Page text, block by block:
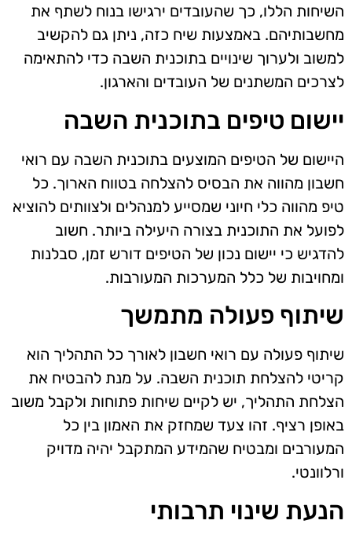
השיחות הללו, כך שהעובדים ירגישו בנוח לשתף את
מחשבותיהם. באמצעות שיח כזה, ניתן גם להקשיב
למשוב ולערוך שינויים בתוכנית השבה כדי להתאימה
לצרכים המשתנים של העובדים והארגון.
יישום טיפים בתוכנית השבה
היישום של הטיפים המוצעים בתוכנית השבה עם רואי
חשבון מהווה את הבסיס להצלחה בטווח הארוך. כל
טיפ מהווה כלי חיוני שמסייע למנהלים ולצוותים להוציא
לפועל את התוכנית בצורה היעילה ביותר. חשוב
להדגיש כי יישום נכון של הטיפים דורש זמן, סבלנות
ומחויבות של כלל המערכות המעורבות.
שיתוף פעולה מתמשך
שיתוף פעולה עם רואי חשבון לאורך כל התהליך הוא
קריטי להצלחת תוכנית השבה. על מנת להבטיח את
הצלחת התהליך, יש לקיים שיחות פתוחות ולקבל משוב
באופן רציף. זהו צעד שמחזק את האמון בין כל
המעורבים ומבטיח שהמידע המתקבל יהיה מדויק
ורלוונטי.
הנעת שינוי תרבותי